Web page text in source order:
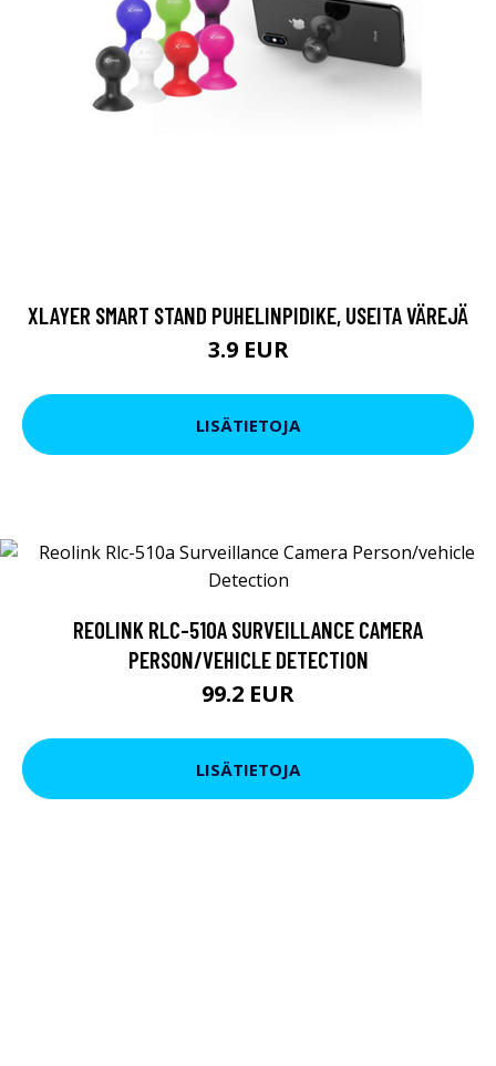
XLAYER SMART STAND PUHELINPIDIKE, USEITA VÄREJÄ
3.9 EUR
LISÄTIETOJA
REOLINK RLC-510A SURVEILLANCE CAMERA
PERSON/VEHICLE DETECTION
99.2 EUR
LISÄTIETOJA